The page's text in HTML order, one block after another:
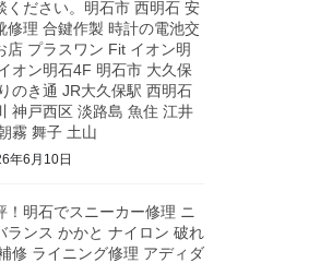
ください。明石市 西明石 安
修理 合鍵作製 時計の電池交
店 プラスワン Fit イオン明
オン明石4F 明石市 大久保
のき通 JR大久保駅 西明石
神戸西区 淡路島 魚住 江井
霧 舞子 土山
年6月10日
！明石でスニーカー修理 ニ
ランス かかと ナイロン 破れ
修 ライニング修理 アディダ